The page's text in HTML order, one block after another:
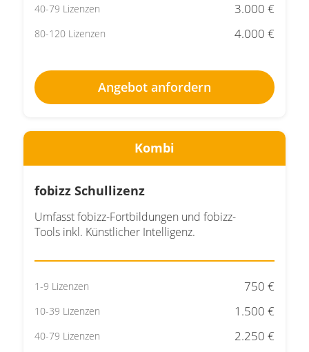
40-79 Lizenzen
80-120 Lizenzen
3.000 €
4.000 €
Angebot anfordern
Kombi
fobizz Schullizenz
Umfasst fobizz-Fortbildungen und fobizz-
Tools inkl. Künstlicher Intelligenz.
1-9 Lizenzen
10-39 Lizenzen
40-79 Lizenzen
750 €
1.500 €
2.250 €